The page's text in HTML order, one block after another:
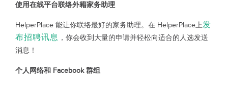
使用在线平台联络外籍家务助理
HelperPlace 能让你联络最好的家务助理。在 HelperPlace上发
布招聘讯息 ，你会收到大量的申请并轻松向适合的人选发送
消息！
个人网络和 Facebook 群组